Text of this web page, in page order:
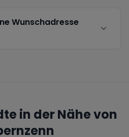
Wunschadresse
in der Nähe von